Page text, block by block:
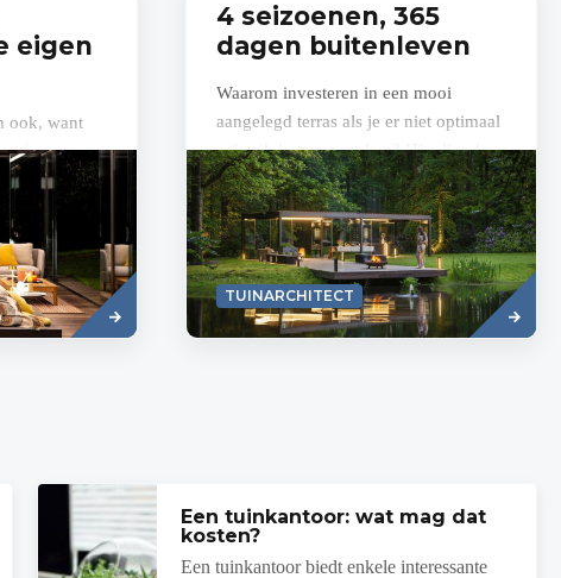
eigen
ook, want
Je wentelt
je
Read
more
4 seizoenen, 365
dagen buitenleven
Waarom investeren in een mooi
aangelegd terras als je er niet optimaal
gebruik kan van maken? Hier ligt de
echte meerwaarde van een
buitenleefruimte...
TUINARCHITECT
Lees
meer
Een tuinkantoor: wat mag dat
kosten?
Een tuinkantoor biedt enkele interessante